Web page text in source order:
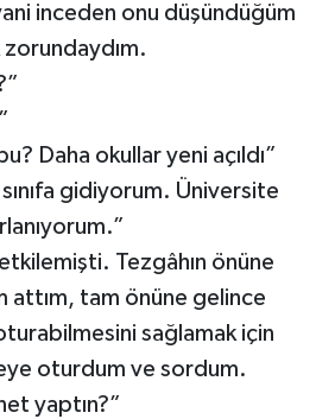
inceden onu düşündüğüm
Daha okullar yeni açıldı”
gidiyorum. Üniversite
etkilemişti. Tezgâhın önüne
attım, tam önüne gelince
sağlamak için
oturdum ve sordum.
yaptın?”